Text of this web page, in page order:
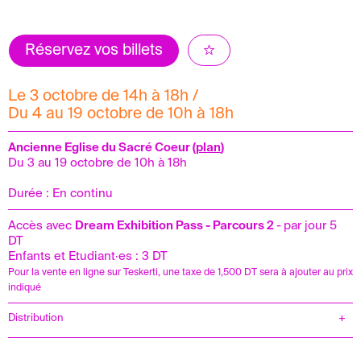
Réservez vos billets
Le 3 octobre de 14h à 18h /
Du 4 au 19 octobre de 10h à 18h
Ancienne Eglise du Sacré Coeur (plan)
Du 3 au 19 octobre de 10h à 18h
Durée : En continu
Accès avec Dream Exhibition Pass - Parcours 2 - par jour 5
DT
Enfants et Etudiant·es : 3 DT
Pour la vente en ligne sur Teskerti, une taxe de 1,500 DT sera à ajouter au prix
indiqué
Distribution